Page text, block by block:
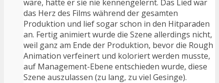
wäre, hätte er sie nie kennengelernt. Das Lied war
das Herz des Films während der gesamten
Produktion und lief sogar schon in den Hitparaden
an. Fertig animiert wurde die Szene allerdings nicht,
weil ganz am Ende der Produktion, bevor die Rough
Animation verfeinert und koloriert werden musste,
auf Management-Ebene entschieden wurde, diese
Szene auszulassen (zu lang, zu viel Gesinge).